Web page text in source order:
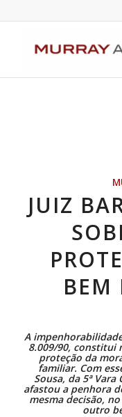
JUIZ
BEM
A
8.009/90, constitui
proteção da
familiar. Com
Sousa, da 5ª
afastou a penhora
mesma decisão,
outro